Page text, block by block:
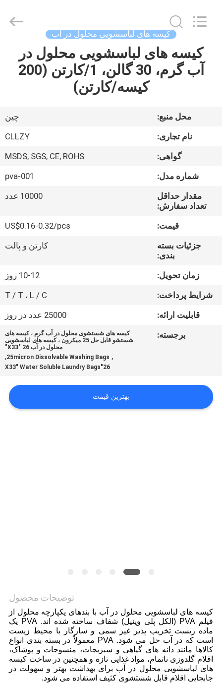
خونه
درباره
کارخانه
کنترل
درخواست
نقل قول
PRIVACY
POLICY
Materials
Reserved.
کیسه های لباسشویی محلول در آب
کیسه های لباسشویی محلول در
آب گرم، 30 گالن، 1/کارتن (200
کیسه/کارتن)
محل منبع:
چین
نام تجاری:
CLLZY
گواهی:
MSDS, SGS, CE, ROHS
شماره مدل:
pva-001
مقدار حداقل
تعداد سفارش:
10000 عدد
قیمت:
US$0.16-0.32/pcs
جزئیات بسته
بندی:
کارتن و پالت
زمان تحویل:
10-12 روز
شرایط پرداخت:
T / T ، L / C
قابلیت ارائه:
25000 عدد در روز
برجسته:
کیسه های شستشوی محلول در آب گرم ، کیسه های
شستشو قابل حل 25 میکرون ، کیسه های لباسشویی
محلول در آب 26 "X33"
,
25micron Dissolvable Washing Bags
,
26"X33" Water Soluble Laundry Bags
بهترین قیمت
توضیحات محصول
کیسه های لباسشویی محلول در آب با بندهای یکپارچه محلول از
فیلم PVA (الکل پلی وینیل) شفاف ساخته شده اند. PVA یک
ماده زیست تخریب پذیر غیر سمی و سازگار با محیط زیست
است که در آب حل می شود. PVA معمولاً در بسته بندی انواع
کالاها مانند دانه های گیاهی و سبزیجات، منسوجات و پوشاک،
اقلام گلدوزی ناتمام، مواد غذایی تازه و همچنین در ساخت کیسه
های لباسشویی محلول در آب برای بهداشت بهتر و سهولت در
جابجایی اقلام قابل شستشوی کثیف استفاده می شود.